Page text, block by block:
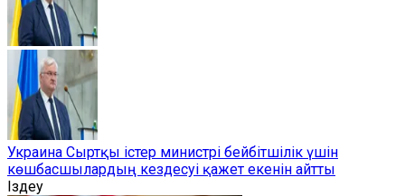
Украина Сыртқы істер министрі бейбітшілік үшін
көшбасшылардың кездесуі қажет екенін айтты
Іздеу